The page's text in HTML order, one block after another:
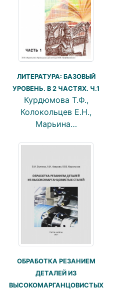
ЛИТЕРАТУРА: БАЗОВЫЙ
УРОВЕНЬ. В 2 ЧАСТЯХ. Ч.1
Курдюмова Т.Ф.,
Колокольцев Е.Н.,
Марьина…
ОБРАБОТКА РЕЗАНИЕМ
ДЕТАЛЕЙ ИЗ
ВЫСОКОМАРГАНЦОВИСТЫХ